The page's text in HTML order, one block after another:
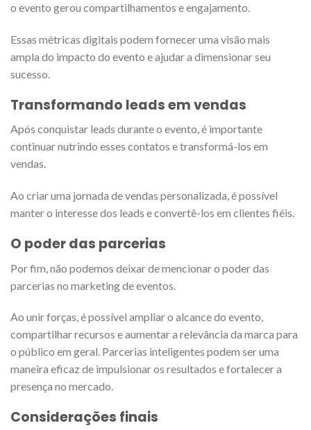
o evento gerou compartilhamentos e engajamento.
Essas métricas digitais podem fornecer uma visão mais
ampla do impacto do evento e ajudar a dimensionar seu
sucesso.
Transformando leads em vendas
Após conquistar leads durante o evento, é importante
continuar nutrindo esses contatos e transformá-los em
vendas.
Ao criar uma jornada de vendas personalizada, é possível
manter o interesse dos leads e convertê-los em clientes fiéis.
O poder das parcerias
Por fim, não podemos deixar de mencionar o poder das
parcerias no marketing de eventos.
Ao unir forças, é possível ampliar o alcance do evento,
compartilhar recursos e aumentar a relevância da marca para
o público em geral. Parcerias inteligentes podem ser uma
maneira eficaz de impulsionar os resultados e fortalecer a
presença no mercado.
Considerações finais